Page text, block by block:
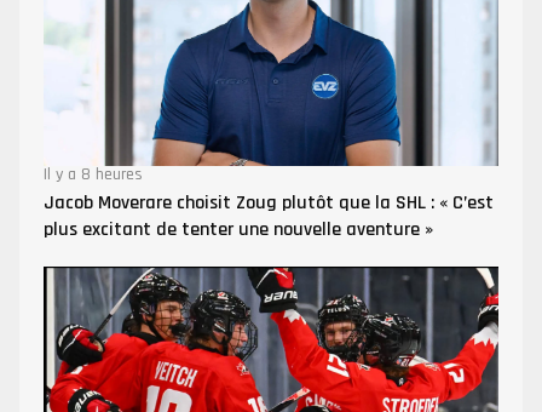
Il y a 8 heures
Jacob Moverare choisit Zoug plutôt que la SHL : « C’est
plus excitant de tenter une nouvelle aventure »